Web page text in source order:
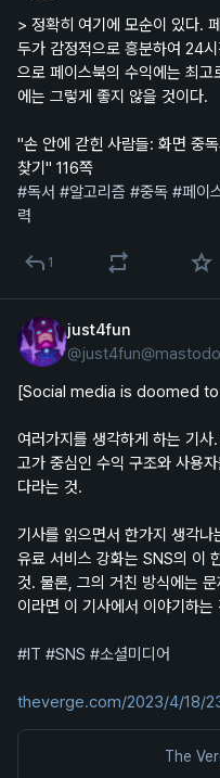
> 정확히 여기에 모순이 있다.
두가 감정적으로 흥분하여 24시
으로 페이스북의 수익에는 최고
에는 그렇게 좋지 않을 것이다.
"손 안에 갇힌 사람들: 화면 중
찾기" 116쪽
#독서 #알고리즘 #중독 #페이
력
1
just4fun
@
[Social media is doomed
여러가지를 생각하게 하는 기사
고가 중심인 수익 구조와 사용
다라는 것.
기사를 읽으면서 한가지 생각나
유료 서비스 강화는 SNS의 이
것. 물론, 그의 거친 방식에는 문
이라면 이 기사에서 이야기하는
#IT #SNS #소셜미디어
theverge.com/2023/4/18/
The